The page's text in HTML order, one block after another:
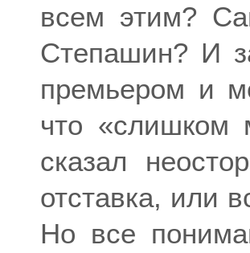
всем этим?
Степашин? И
премьером и
что «слишком
сказал
отставка, или
Но все